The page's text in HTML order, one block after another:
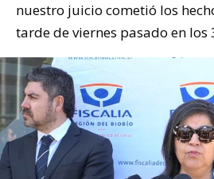
nuestro juicio cometió los
tarde de viernes pasado en los